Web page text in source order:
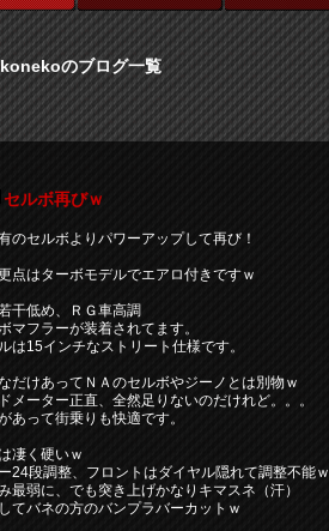
のブログ一覧
セルボ再びｗ
のセルボよりパワーアップして再び！
点はターボモデルでエアロ付きですｗ
干低め、ＲＧ車高調
マフラーが装着されてます。
は15インチなストリート仕様です。
だけあってＮＡのセルボやジーノとは別物ｗ
メーター正直、全然足りないのだけれど。。。
あって街乗りも快適です。
凄く硬いｗ
24段調整、フロントはダイヤル隠れて調整不能ｗ
最弱に、でも突き上げかなりキマスネ（汗）
てバネの方のバンプラバーカットｗ